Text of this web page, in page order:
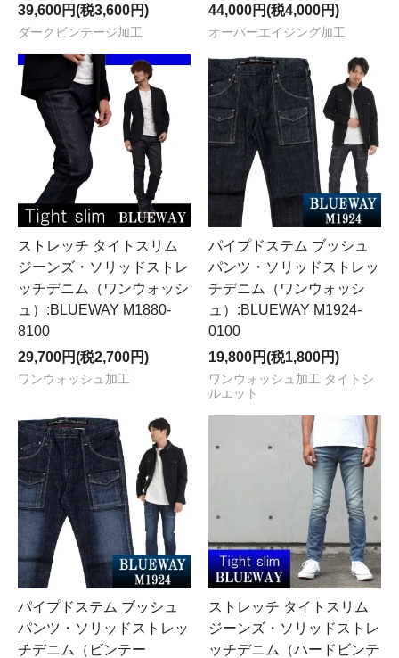
39,600円(税3,600円)
ダークビンテージ加工
44,000円(税4,000円)
オーバーエイジング加工
ストレッチ タイトスリム
ジーンズ・ソリッドストレ
ッチデニム（ワンウォッシ
ュ）:BLUEWAY M1880-
8100
29,700円(税2,700円)
ワンウォッシュ加工
パイプドステム ブッシュ
パンツ・ソリッドストレッ
チデニム（ワンウォッシ
ュ）:BLUEWAY M1924-
0100
19,800円(税1,800円)
ワンウォッシュ加工 タイトシ
ルエット
パイプドステム ブッシュ
パンツ・ソリッドストレッ
チデニム（ビンテー
ストレッチ タイトスリム
ジーンズ・ソリッドストレ
ッチデニム（ハードビンテ